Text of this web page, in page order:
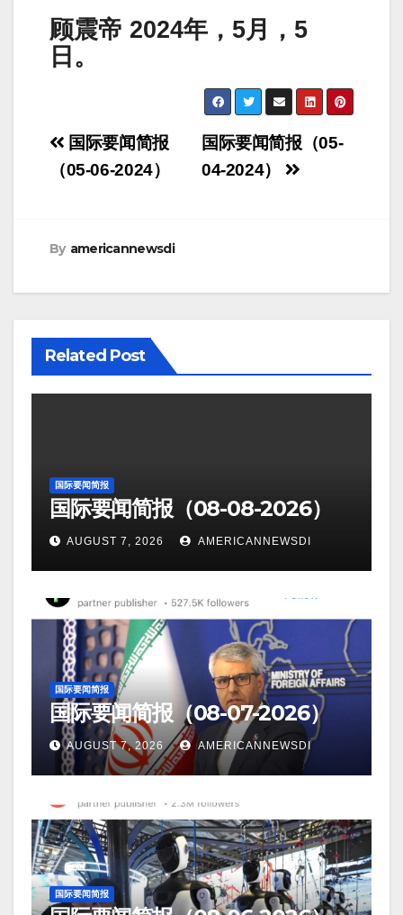
顾震帝 2024年，5月，5
日。
Post
navigation
国际要闻简报（05-
04-2024）
国际要闻简报
（05-06-2024）
By americannewsdi
Related Post
国际要闻简报
国际要闻简报（08-08-2026）
AUGUST 7, 2026 AMERICANNEWSDI
国际要闻简报
国际要闻简报（08-07-2026）
AUGUST 7, 2026 AMERICANNEWSDI
国际要闻简报